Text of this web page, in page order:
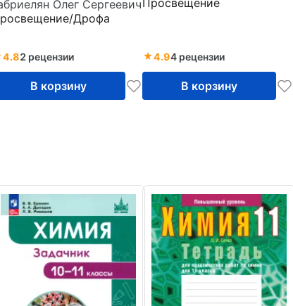
уровень.
Олег Сергеевич
Дрофа
4.82 рецензии
В корзину
опытов и
О.Габриеляна.ФГОС
Просвещение
4.94 рецензии
В корзину